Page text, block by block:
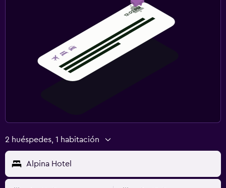
2 huéspedes, 1 habitación
Alpina Hotel